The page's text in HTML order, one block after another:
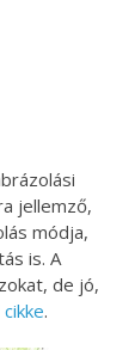
jellemző,
módja,
is. A
de jó,
.